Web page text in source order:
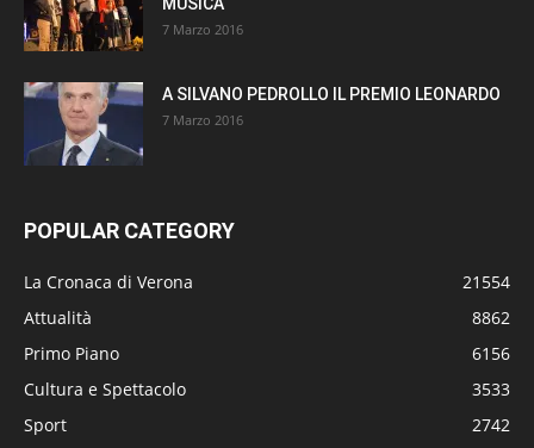
7 Marzo 2016
A SILVANO PEDROLLO IL PREMIO LEONARDO
7 Marzo 2016
POPULAR CATEGORY
La Cronaca di Verona
21554
Attualità
8862
Primo Piano
6156
Cultura e Spettacolo
3533
Sport
2742